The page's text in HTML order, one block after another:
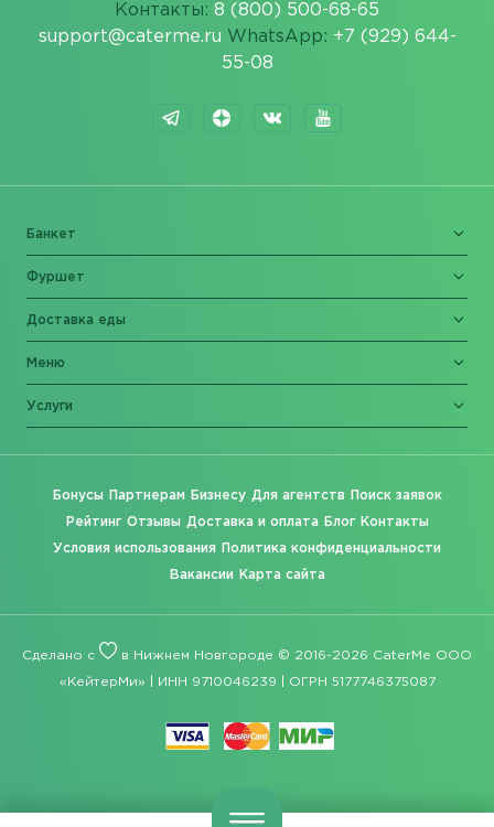
Контакты: 8 (800) 500-68-65
support@caterme.ru WhatsApp: +7 (929) 644-
55-08
Банкет
Фуршет
Доставка еды
Меню
Услуги
Бонусы Партнерам Бизнесу Для агентств Поиск заявок
Рейтинг Отзывы Доставка и оплата Блог Контакты
Условия использования Политика конфиденциальности
Вакансии Карта сайта
Сделано с в Нижнем Новгороде © 2016-2026 CaterMe ООО
«КейтерМи» | ИНН 9710046239 | ОГРН 5177746375087